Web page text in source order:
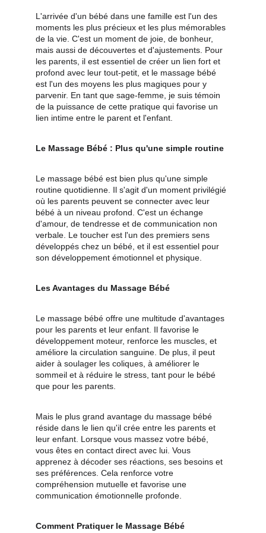
L'arrivée d'un bébé dans une famille est l'un des
moments les plus précieux et les plus mémorables
de la vie. C'est un moment de joie, de bonheur,
mais aussi de découvertes et d'ajustements. Pour
les parents, il est essentiel de créer un lien fort et
profond avec leur tout-petit, et le massage bébé
est l'un des moyens les plus magiques pour y
parvenir. En tant que sage-femme, je suis témoin
de la puissance de cette pratique qui favorise un
lien intime entre le parent et l'enfant.
Le Massage Bébé : Plus qu'une simple routine
Le massage bébé est bien plus qu'une simple
routine quotidienne. Il s'agit d'un moment privilégié
où les parents peuvent se connecter avec leur
bébé à un niveau profond. C'est un échange
d'amour, de tendresse et de communication non
verbale. Le toucher est l'un des premiers sens
développés chez un bébé, et il est essentiel pour
son développement émotionnel et physique.
Les Avantages du Massage Bébé
Le massage bébé offre une multitude d'avantages
pour les parents et leur enfant. Il favorise le
développement moteur, renforce les muscles, et
améliore la circulation sanguine. De plus, il peut
aider à soulager les coliques, à améliorer le
sommeil et à réduire le stress, tant pour le bébé
que pour les parents.
Mais le plus grand avantage du massage bébé
réside dans le lien qu'il crée entre les parents et
leur enfant. Lorsque vous massez votre bébé,
vous êtes en contact direct avec lui. Vous
apprenez à décoder ses réactions, ses besoins et
ses préférences. Cela renforce votre
compréhension mutuelle et favorise une
communication émotionnelle profonde.
Comment Pratiquer le Massage Bébé